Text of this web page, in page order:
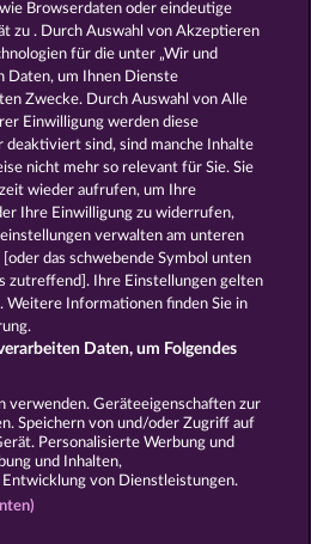
OLD FISHERMAN BOOKS AND BULLS
STICKY DIAMONDS MAGIC STONE
Impressum
FAQ Glossar
Browserdaten oder eindeutige
zu . Durch Auswahl von Akzeptieren
für die unter „Wir und
Daten, um Ihnen Dienste
Zwecke. Durch Auswahl von Alle
Einwilligung werden diese
deaktiviert sind, sind manche Inhalte
nicht mehr so ​​relevant für Sie. Sie
wieder aufrufen, um Ihre
Ihre Einwilligung zu widerrufen,
verwalten am unteren
das schwebende Symbol unten
zutreffend]. Ihre Einstellungen gelten
Weitere Informationen finden Sie in
Daten, um Folgendes
verwenden. Geräteeigenschaften zur
Speichern von und/oder Zugriff auf
Personalisierte Werbung und
und Inhalten,
von Dienstleistungen.